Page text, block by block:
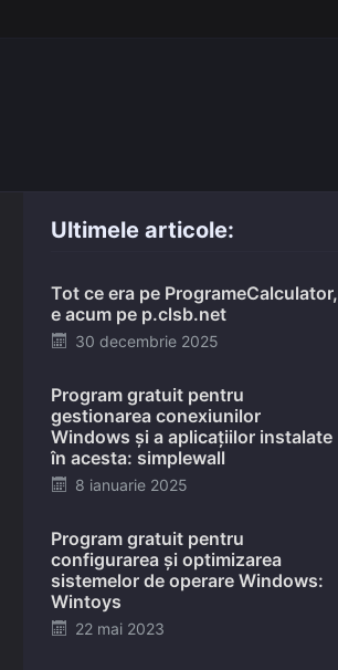
Ultimele articole:
Tot ce era pe ProgrameCalculator,
e acum pe p.clsb.net
Posted
30 decembrie 2025
Program gratuit pentru
gestionarea conexiunilor
Windows și a aplicațiilor instalate
în acesta: simplewall
Posted
8 ianuarie 2025
Program gratuit pentru
configurarea și optimizarea
sistemelor de operare Windows:
Wintoys
Posted
22 mai 2023